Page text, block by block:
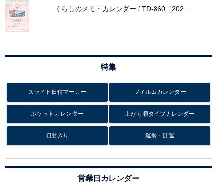
くらしのメモ・カレンダー / TD-860（202...
特集
スライド日付マーカー フィルムカレンダー
ポケットカレンダー 上から順タイプカレンダー
旧暦入り 運勢・開運
営業日カレンダー